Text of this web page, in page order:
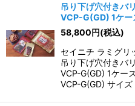
吊り下げ穴付きバ
VCP-G(GD) 1ケ
58,800円(税込)
セイニチ ラミグリ
吊り下げ穴付きバ
VCP-G(GD) 1ケー
VCP-G(GD) サイ